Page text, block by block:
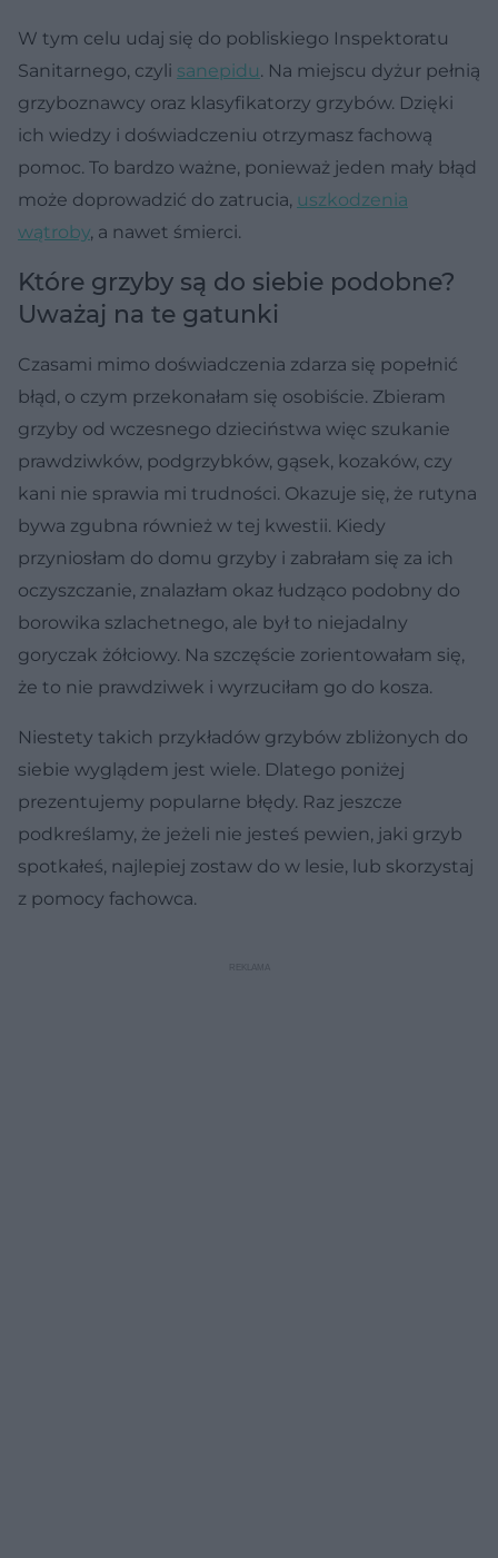
W tym celu udaj się do pobliskiego Inspektoratu
Sanitarnego, czyli sanepidu. Na miejscu dyżur pełnią
grzyboznawcy oraz klasyfikatorzy grzybów. Dzięki
ich wiedzy i doświadczeniu otrzymasz fachową
pomoc. To bardzo ważne, ponieważ jeden mały błąd
może doprowadzić do zatrucia, uszkodzenia
wątroby, a nawet śmierci.
Które grzyby są do siebie podobne?
Uważaj na te gatunki
Czasami mimo doświadczenia zdarza się popełnić
błąd, o czym przekonałam się osobiście. Zbieram
grzyby od wczesnego dzieciństwa więc szukanie
prawdziwków, podgrzybków, gąsek, kozaków, czy
kani nie sprawia mi trudności. Okazuje się, że rutyna
bywa zgubna również w tej kwestii. Kiedy
przyniosłam do domu grzyby i zabrałam się za ich
oczyszczanie, znalazłam okaz łudząco podobny do
borowika szlachetnego, ale był to niejadalny
goryczak żółciowy. Na szczęście zorientowałam się,
że to nie prawdziwek i wyrzuciłam go do kosza.
Niestety takich przykładów grzybów zbliżonych do
siebie wyglądem jest wiele. Dlatego poniżej
prezentujemy popularne błędy. Raz jeszcze
podkreślamy, że jeżeli nie jesteś pewien, jaki grzyb
spotkałeś, najlepiej zostaw do w lesie, lub skorzystaj
z pomocy fachowca.